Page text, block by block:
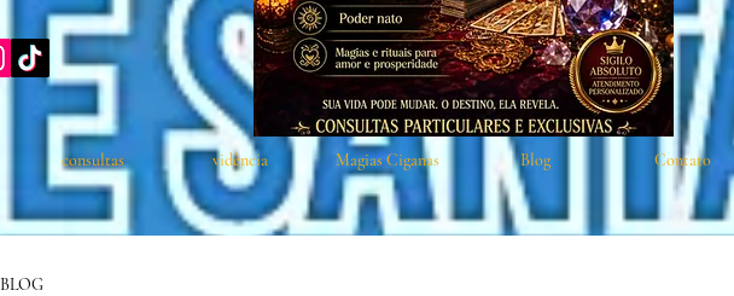
consultas vidência Magias Ciganas Blog Contato
BLOG